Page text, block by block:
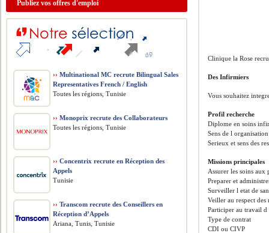
Clinique la Rose
Des Infirmiers
Vous souhaitez
Profil recherche
Diplome en soins
Sens de l
Serieux et sens des
Missions principales
Assurer les soins aux
Preparer et
Surveiller l etat de
Veiller au respect
Participer au travail
Type de contrat
CDI ou CIVP
Publiez vos offres d'emploi
›› Multinational MC recrute Bilingual Sales
Representatives French / English
Toutes les régions, Tunisie
›› Monoprix recrute des Collaborateurs
Toutes les régions, Tunisie
›› Concentrix recrute en Réception des
Appels
Tunisie
›› Transcom recrute des Conseillers en
Réception d’Appels
Ariana, Tunis, Tunisie